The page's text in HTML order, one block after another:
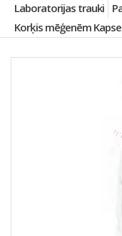
e
n
v
Laboratorijas trauki
Korķis mēģenēm